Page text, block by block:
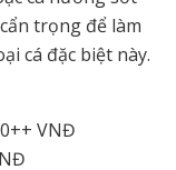
trọng để làm
cá đặc biệt này.
VNĐ